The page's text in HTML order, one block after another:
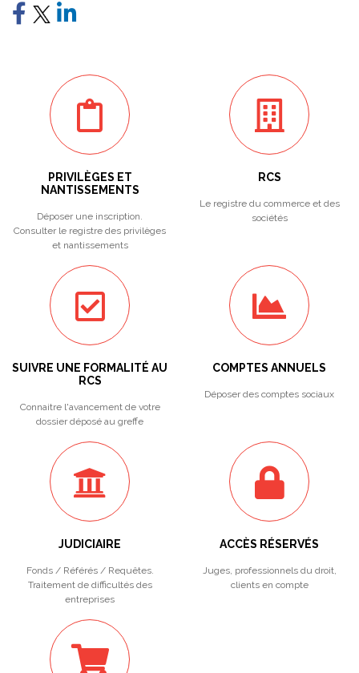
PRIVILÈGES ET
NANTISSEMENTS
Déposer une inscription.
Consulter le registre des privilèges
et nantissements
RCS
Le registre du commerce et des
sociétés
SUIVRE UNE FORMALITÉ AU
RCS
Connaitre l'avancement de votre
dossier déposé au greffe
COMPTES ANNUELS
Déposer des comptes sociaux
JUDICIAIRE
Fonds / Référés / Requêtes.
Traitement de difficultés des
entreprises
ACCÈS RÉSERVÉS
Juges, professionnels du droit,
clients en compte